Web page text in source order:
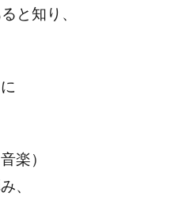
と知り、
楽）
、